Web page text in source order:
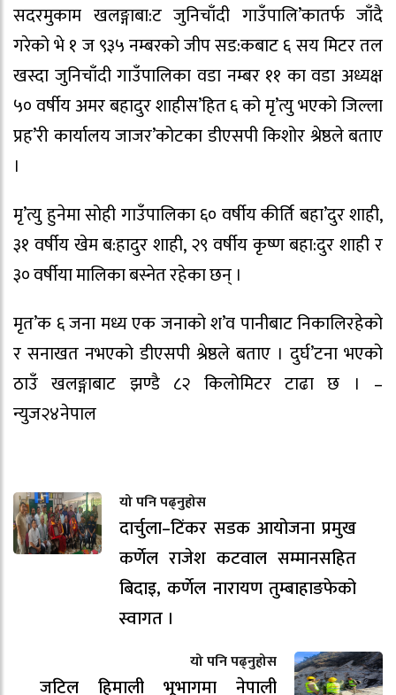
सदरमुकाम खलङ्गाबा:ट जुनिचाँदी गाउँपालि’कातर्फ जाँदै
गरेको भे १ ज ९३५ नम्बरको जीप सड:कबाट ६ सय मिटर तल
खस्दा जुनिचाँदी गाउँपालिका वडा नम्बर ११ का वडा अध्यक्ष
५० वर्षीय अमर बहादुर शाहीस’हित ६ को मृ’त्यु भएको जिल्ला
प्रह’री कार्यालय जाजर’कोटका डीएसपी किशोर श्रेष्ठले बताए
।
मृ’त्यु हुनेमा सोही गाउँपालिका ६० वर्षीय कीर्ति बहा’दुर शाही,
३१ वर्षीय खेम ब:हादुर शाही, २९ वर्षीय कृष्ण बहा:दुर शाही र
३० वर्षीया मालिका बस्नेत रहेका छन् ।
मृत’क ६ जना मध्य एक जनाको श’व पानीबाट निकालिरहेको
र सनाखत नभएको डीएसपी श्रेष्ठले बताए । दुर्घ’टना भएको
ठाउँ खलङ्गाबाट झण्डै ८२ किलोमिटर टाढा छ । –
न्युज२४नेपाल
यो पनि पढ्नुहोस
दार्चुला–टिंकर सडक आयोजना प्रमुख
कर्णेल राजेश कटवाल सम्मानसहित
बिदाइ, कर्णेल नारायण तुम्बाहाङफेको
स्वागत ।
यो पनि पढ्नुहोस
जटिल हिमाली भूभागमा नेपाली